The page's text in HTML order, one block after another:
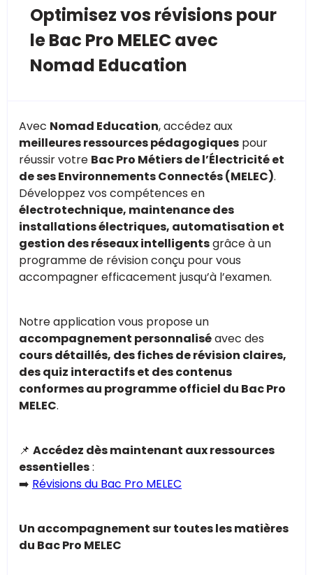
Optimisez vos révisions pour
le Bac Pro MELEC avec
Nomad Education
Avec Nomad Education, accédez aux
meilleures ressources pédagogiques pour
réussir votre Bac Pro Métiers de l’Électricité et
de ses Environnements Connectés (MELEC).
Développez vos compétences en
électrotechnique, maintenance des
installations électriques, automatisation et
gestion des réseaux intelligentsgrâce à un
programme de révision conçu pour vous
accompagner efficacement jusqu’à l’examen.
Notre application vous propose un
accompagnement personnaliséavec des
cours détaillés, des fiches de révision claires,
des quiz interactifs et des contenus
conformes au programme officiel du Bac Pro
MELEC.
📌 Accédez dès maintenant aux ressources
essentielles:
➡️ Révisions du Bac Pro MELEC
Un accompagnement sur toutes les matières
du Bac Pro MELEC